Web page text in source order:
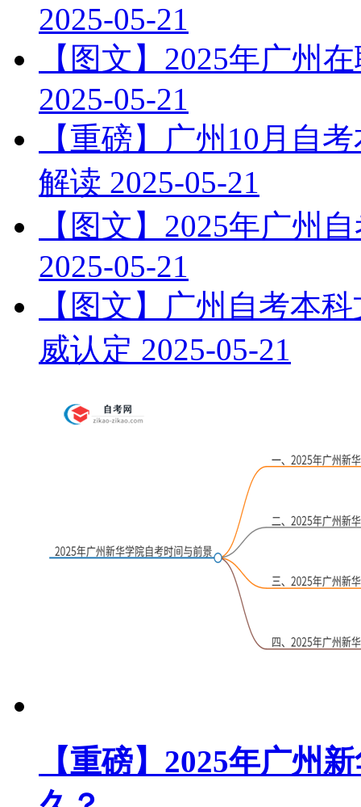
2025-05-21
【图文】2025年广州
2025-05-21
【重磅】广州10月自
解读 2025-05-21
【图文】2025年广州
2025-05-21
【图文】广州自考本
威认定 2025-05-21
【重磅】2025年广州